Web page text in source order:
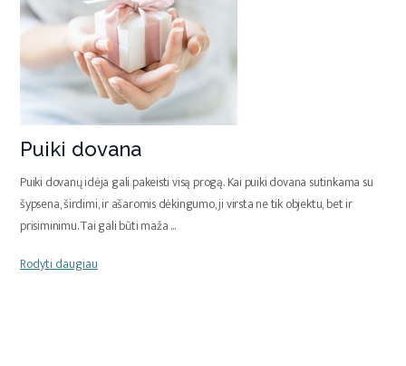
Puiki dovana
Puiki dovanų idėja gali pakeisti visą progą. Kai puiki dovana sutinkama su
šypsena, širdimi, ir ašaromis dėkingumo, ji virsta ne tik objektu, bet ir
prisiminimu. Tai gali būti maža...
Rodyti daugiau